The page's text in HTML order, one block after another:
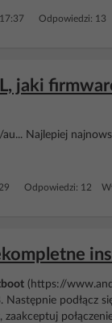
Odpowiedzi: 13
jaki
Najlepiej
Odpowiedzi: 12
(https://
Następnie podłącz